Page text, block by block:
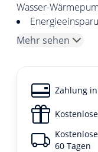
Wasser-
Mehr sehen
Zahlung
60 Tagen